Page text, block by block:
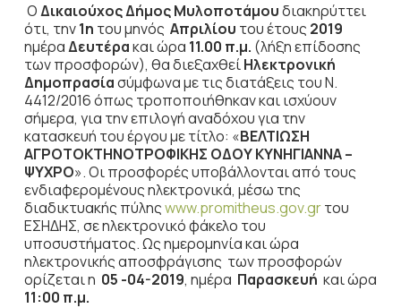
ΟΔικαιούχος Δήμος Μυλοποτάμουδιακηρύττει
ότι, την1η του μηνός Απριλίου του έτους 2019
ημέραΔευτέρακαι ώρα 11.00 π.μ. (λήξη επίδοσης
των προσφορών), θα διεξαχθείΗλεκτρονική
Δημοπρασίασύμφωνα με τις διατάξεις του Ν.
4412/2016 όπως τροποποιήθηκαν και ισχύουν
σήμερα, για την επιλογή αναδόχου για την
κατασκευή του έργου με τίτλο: «ΒΕΛΤΙΩΣΗ
ΑΓΡΟΤΟΚΤΗΝΟΤΡΟΦΙΚΗΣ ΟΔΟΥ ΚΥΝΗΓΙΑΝΝΑ –
ΨΥΧΡΟ». Οι προσφορές υποβάλλονται από τους
ενδιαφερομένους ηλεκτρονικά, μέσω της
διαδικτυακής πύληςwww.promitheus.gov.grτου
ΕΣΗΔΗΣ, σε ηλεκτρονικό φάκελο του
υποσυστήματος. Ως ημερομηνία και ώρα
ηλεκτρονικής αποσφράγισης των προσφορών
ορίζεται η 05 -04-2019, ημέρα Παρασκευή και ώρα
11:00 π.μ.